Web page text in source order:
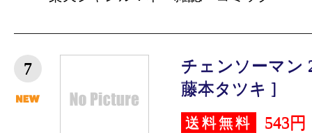
7
チェンソーマン
藤本タツキ ]
送料無料 543円